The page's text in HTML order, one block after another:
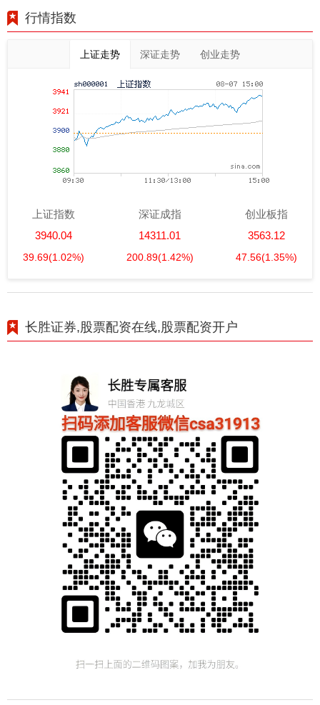
行情指数
上证走势 深证走势 创业走势
上证指数
3940.04
39.69(1.02%)
深证成指
14311.01
200.89(1.42%)
创业板指
3563.12
47.56(1.35%)
长胜证券,股票配资在线,股票配资开户